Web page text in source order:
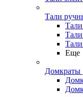
Тали
Еще
Домкраты